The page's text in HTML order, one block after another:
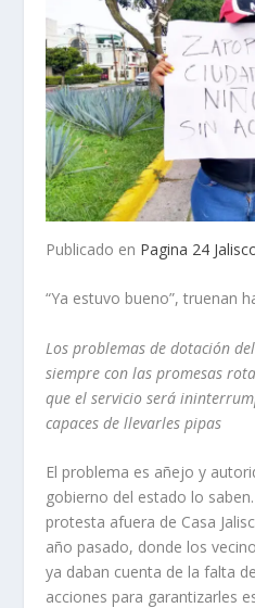
Publicado en Pagina 24
“Ya estuvo bueno”, truenan
Los problemas de dotación
siempre con las promesas
que el servicio será
capaces de llevarles pipas
El problema es añejo y
gobierno del estado lo
protesta afuera de Casa
año pasado, donde los
ya daban cuenta de la falta
acciones para garantizarles